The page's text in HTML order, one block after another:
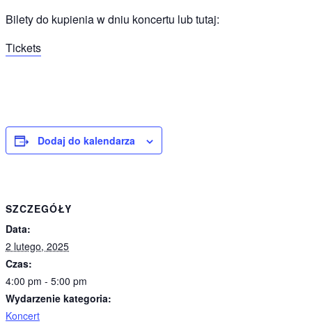
Bilety do kupienia w dniu koncertu lub tutaj:
Tickets
Dodaj do kalendarza
SZCZEGÓŁY
Data:
2 lutego, 2025
Czas:
4:00 pm - 5:00 pm
Wydarzenie kategoria:
Koncert